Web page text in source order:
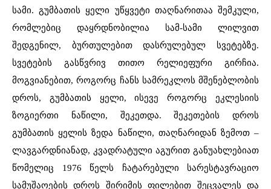
სამი. გუმბათის ყელი უწყვეტი თაღნარითაა შემკული,
რომლებიც დაყრდნობილია სამ-სამი ლილვით
შედგენილ, ბურთულებით დასრულებულ სვეტებზე.
სვეტების გასწვრივ თითო რელიეფური გირჩია.
მოგვიანებით, როგორც ჩანს სამრეკლოს მშენებლობის
დროს, გუმბათის ყელი, ისევე როგორც ეკლესიის
ზოგიერთი ნაწილი, შეკეთდა. შეკეთების დროს
გუმბათის ყელის ზედა ნაწილი, თაღნარიდან ზემოთ –
ლავგარდნიანად, კვადრატული აგურით განუახლებიათ
წომელიც 1976 წელს ჩატარებული სარესტავრაციო
სამუშაოების დროს შირიმის ფილებით შეცვალეს და